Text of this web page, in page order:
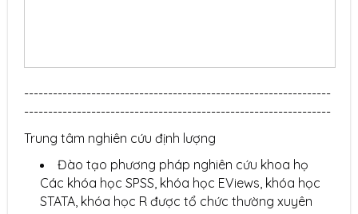
----------------------------------------------------------------
----------------------------------------------------------------
Trung tâm nghiên cứu định lượng
Đào tạo phương pháp nghiên cứu khoa họ
Các khóa học SPSS, khóa học EViews, khóa học
STATA, khóa học R được tổ chức thường xuyên